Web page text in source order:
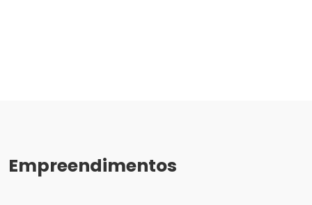
Empreendimentos